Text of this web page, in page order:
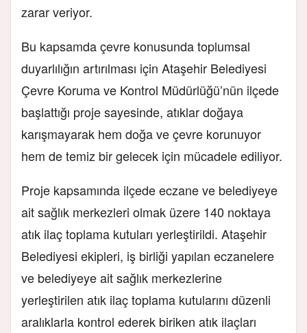
zarar veriyor.
Bu kapsamda çevre konusunda toplumsal
duyarlılığın artırılması için Ataşehir Belediyesi
Çevre Koruma ve Kontrol Müdürlüğü’nün ilçede
başlattığı proje sayesinde, atıklar doğaya
karışmayarak hem doğa ve çevre korunuyor
hem de temiz bir gelecek için mücadele ediliyor.
Proje kapsamında ilçede eczane ve belediyeye
ait sağlık merkezleri olmak üzere 140 noktaya
atık ilaç toplama kutuları yerleştirildi. Ataşehir
Belediyesi ekipleri, iş birliği yapılan eczanelere
ve belediyeye ait sağlık merkezlerine
yerleştirilen atık ilaç toplama kutularını düzenli
aralıklarla kontrol ederek biriken atık ilaçları